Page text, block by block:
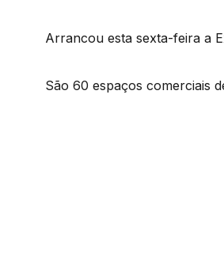
Arrancou esta sexta-feira a
São 60 espaços comerciais